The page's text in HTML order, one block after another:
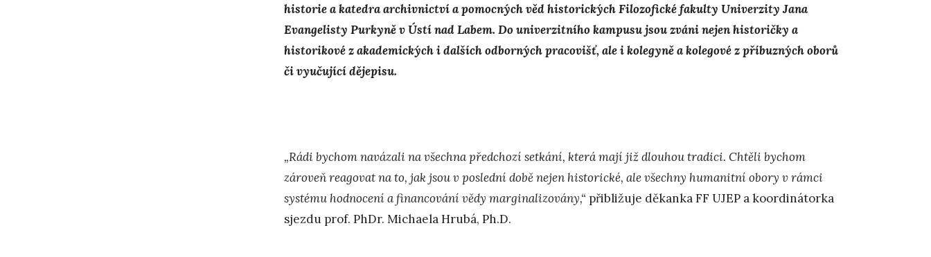
historie a katedra archivnictví a pomocných věd historických Filozofické fakulty Univerzity Jana
Evangelisty Purkyně v Ústí nad Labem. Do univerzitního kampusu jsou zváni nejen historičky a
historikové z akademických i dalších odborných pracovišť, ale i kolegyně a kolegové z příbuzných oborů
či vyučující dějepisu.
„Rádi bychom navázali na všechna předchozí setkání, která mají již dlouhou tradici. Chtěli bychom
zároveň reagovat na to, jak jsou v poslední době nejen historické, ale všechny humanitní obory v rámci
systému hodnocení a financování vědy marginalizovány,“ přibližuje děkanka FF UJEP a koordinátorka
sjezdu prof. PhDr. Michaela Hrubá, Ph.D.